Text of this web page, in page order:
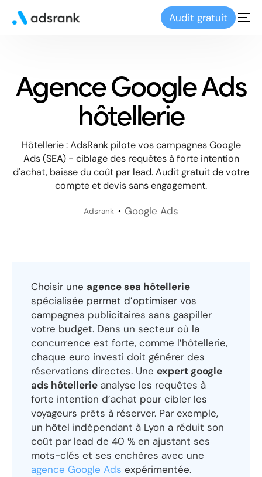
Audit gratuit
Agence Google Ads
hôtellerie
Hôtellerie : AdsRank pilote vos campagnes Google
Ads (SEA) - ciblage des requêtes à forte intention
d'achat, baisse du coût par lead. Audit gratuit de votre
compte et devis sans engagement.
Adsrank Google Ads
Choisir une agence sea hôtellerie
spécialisée permet d’optimiser vos
campagnes publicitaires sans gaspiller
votre budget. Dans un secteur où la
concurrence est forte, comme l’hôtellerie,
chaque euro investi doit générer des
réservations directes. Une expert google
ads hôtellerie analyse les requêtes à
forte intention d’achat pour cibler les
voyageurs prêts à réserver. Par exemple,
un hôtel indépendant à Lyon a réduit son
coût par lead de 40 % en ajustant ses
mots-clés et ses enchères avec une
agence Google Ads expérimentée.